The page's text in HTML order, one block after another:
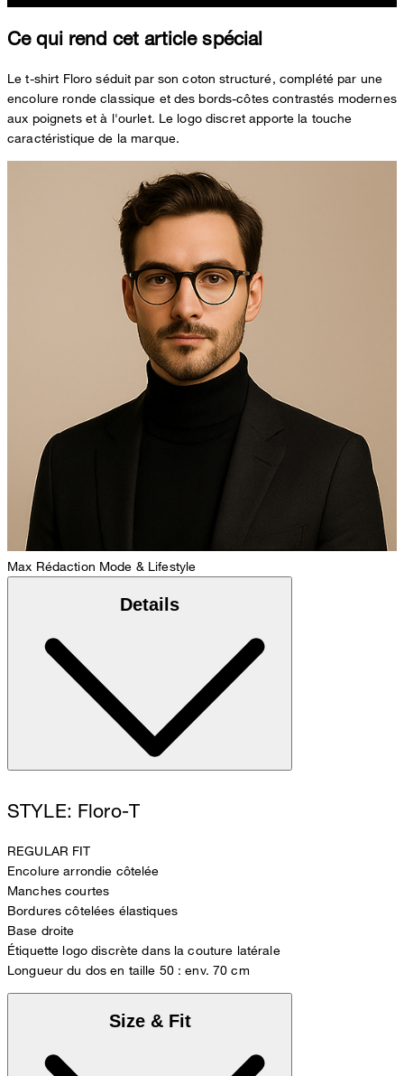
Ce qui rend cet article spécial
Le t-shirt Floro séduit par son coton structuré, complété par une
encolure ronde classique et des bords-côtes contrastés modernes
aux poignets et à l'ourlet. Le logo discret apporte la touche
caractéristique de la marque.
Max Rédaction Mode & Lifestyle
Details
STYLE: Floro-T
REGULAR FIT
Encolure arrondie côtelée
Manches courtes
Bordures côtelées élastiques
Base droite
Étiquette logo discrète dans la couture latérale
Longueur du dos en taille 50 : env. 70 cm
Size & Fit